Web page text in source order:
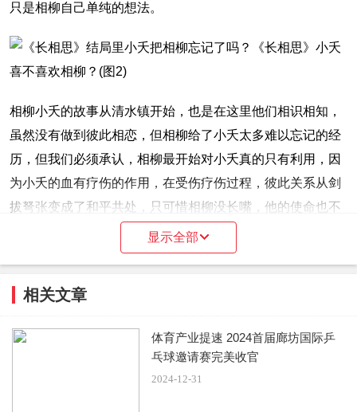
只是相柳自己单纯的想法。
相柳小夭的故事从清水镇开始，也是在这里他们相识相知，
虽然没有做到彼此相恋，但相柳给了小夭太多难以忘记的经
历，但我们必须承认，相柳最开始对小夭真的只有利用，因
为小夭的血有疗伤的作用，在受伤疗伤过程，彼此关系从剑
拔弩张变成了和平共处，只可惜相柳没长嘴，他的使命也不
相柳是神农的战士，为了家族为了国家更为了子民，他需要
去战斗，他和玱玹始终是敌人，他的喜欢和爱情相比较责任
多事情，照顾清水镇的没血缘的亲人，准备弓箭，教其防身
术还有把毒蛊引到自己身上，种种行为都在诉说自己的喜
显示全部
相关文章
体育产业提速 2024首届廊坊国际乒
乓球邀请赛完美收官
2024-12-31